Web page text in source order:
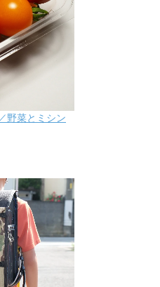
野菜とミシン